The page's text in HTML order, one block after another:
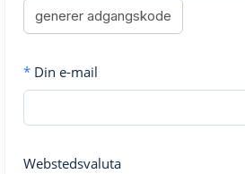
generer adgangskode
* Din e-mail
Webstedsvaluta